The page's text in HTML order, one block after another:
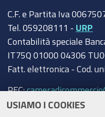
USIAMO I COOKIES
C.F. e Partita Iva
Tel. 059208111 - URP
Contabilità speciale
IT75Q 01000 04306
Fatt. elettronica - Cod.
PEC:
Trasparenza